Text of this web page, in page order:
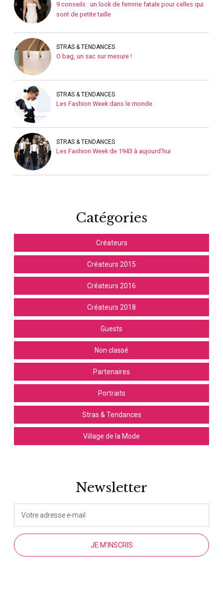
9 conseils : un look de femme fatale pour celles qui
sont de petite taille
STRAS & TENDANCES
O bag, un sac sur mesure !
STRAS & TENDANCES
Les Fashion Week dans le monde
STRAS & TENDANCES
Les Fashion Week de 1943 à aujourd’hui
Catégories
Créateurs
Créateurs 2015
Créateurs 2016
Créateurs 2018
Guests
Non classé
Partenaires
Portraits
Stras & Tendances
Village de la Mode
Newsletter